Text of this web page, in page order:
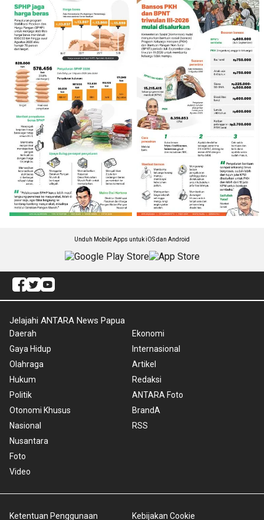
Unduh Mobile Apps untuk iOS dan Android
Jelajahi ANTARA News Papua
Daerah
Gaya Hidup
Olahraga
Hukum
Politik
Otonomi Khusus
Nasional
Nusantara
Foto
Video
Ekonomi
Internasional
Artikel
Redaksi
ANTARA Foto
BrandA
RSS
Ketentuan Penggunaan Kebijakan Cookie